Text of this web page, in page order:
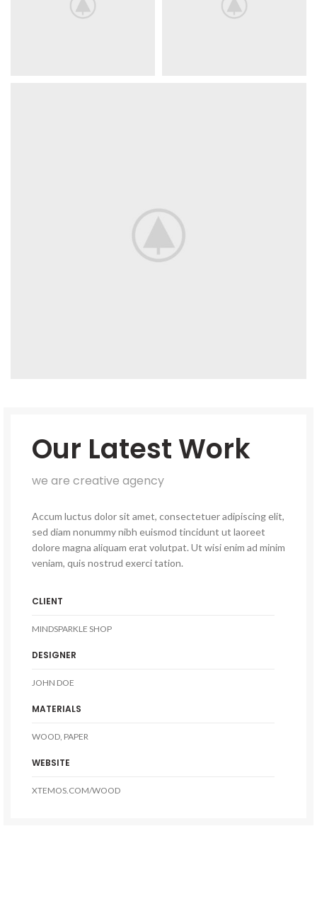
Our Latest Work
we are creative agency
Accum luctus dolor sit amet, consectetuer adipiscing elit,
sed diam nonummy nibh euismod tincidunt ut laoreet
dolore magna aliquam erat volutpat. Ut wisi enim ad minim
veniam, quis nostrud exerci tation.
CLIENT
MINDSPARKLE SHOP
DESIGNER
JOHN DOE
MATERIALS
WOOD, PAPER
WEBSITE
XTEMOS.COM/WOOD